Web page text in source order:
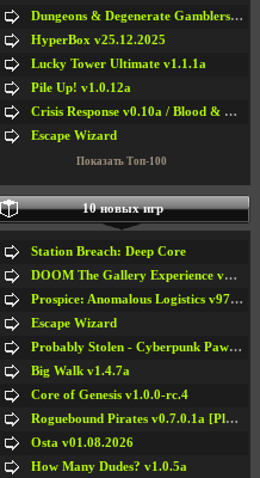
#6
#8
Dungeons & Degenerate Gamblers v2.0.2a
HyperBox v25.12.2025
Lucky Tower Ultimate v1.1.1a
Pile Up! v1.0.12a
Crisis Response v0.10a / Blood & Bullet
Escape Wizard
Показать Топ-100
10 новых игр
Station Breach: Deep Core
DOOM The Gallery Experience v1.4.2
Prospice: Anomalous Logistics v97 [Playtest]
Escape Wizard
Probably Stolen - Cyberpunk Pawnshop Simulator v048c [Playtest]
Big Walk v1.4.7a
Core of Genesis v1.0.0-rc.4
Roguebound Pirates v0.7.0.1a [Playtest]
Osta v01.08.2026
How Many Dudes? v1.0.5a